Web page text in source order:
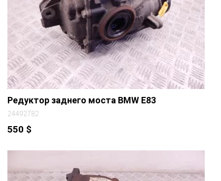
Редуктор заднего моста BMW E83
24492782
550 $